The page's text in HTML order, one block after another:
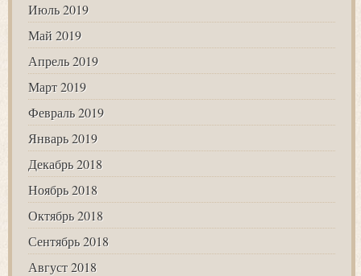
Июль 2019
Май 2019
Апрель 2019
Март 2019
Февраль 2019
Январь 2019
Декабрь 2018
Ноябрь 2018
Октябрь 2018
Сентябрь 2018
Август 2018